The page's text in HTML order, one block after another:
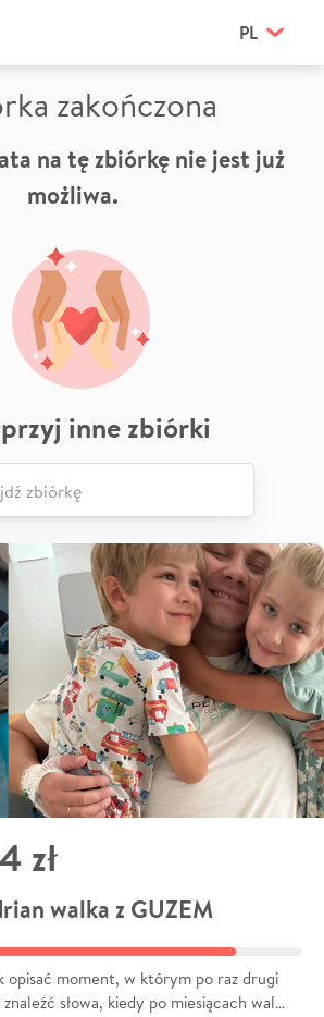
PL
zakończona
na tę zbiórkę nie jest już
możliwa.
inne zbiórki
zł
walka z GUZEM
opisać moment, w którym po raz drugi
słowa, kiedy po miesiącach wal…